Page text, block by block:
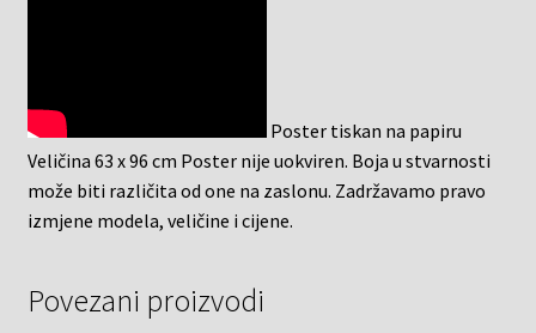
Poster tiskan na papiru
Veličina 63 x 96 cm Poster nije uokviren. Boja u stvarnosti
može biti različita od one na zaslonu. Zadržavamo pravo
izmjene modela, veličine i cijene.
Povezani proizvodi